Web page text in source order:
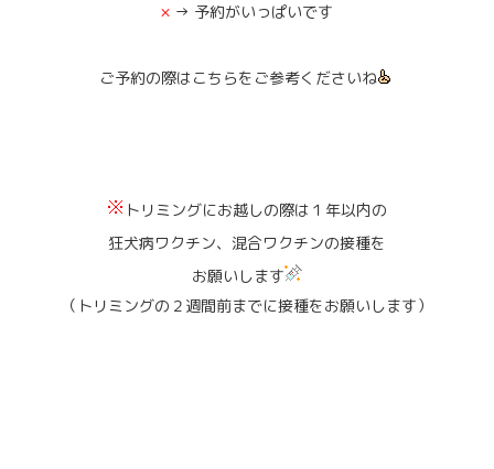
× → 予約がいっぱいです
ご予約の際はこちらをご参考くださいね
トリミングにお越しの際は１年以内の
狂犬病ワクチン、混合ワクチンの接種を
お願いします
（トリミングの２週間前までに接種をお願いします）